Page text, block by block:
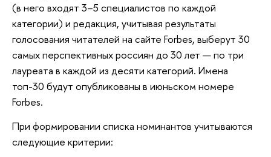
(в него входят 3–5 специалистов по каждой
категории) и редакция, учитывая результаты
голосования читателей на сайте Forbes, выберут 30
самых перспективных россиян до 30 лет — по три
лауреата в каждой из десяти категорий. Имена
топ-30 будут опубликованы в июньском номере
Forbes.
При формировании списка номинантов учитываются
следующие критерии: